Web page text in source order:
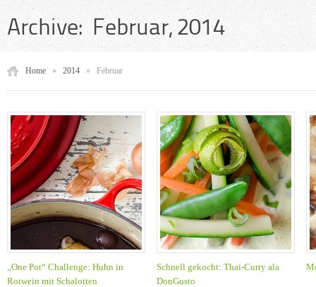
Archive: Februar, 2014
Home » 2014 » Februar
„One Pot“ Challenge: Huhn in
Rotwein mit Schalotten
Schnell gekocht: Thai-Curry ala
DonGusto